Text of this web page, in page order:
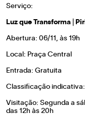
Serviço:
Luz que Transforma |
Abertura: 06/11, às 19h
Local: Praça Central
Entrada: Gratuita
Classificação
Visitação: Segunda a
das 12h às 20h